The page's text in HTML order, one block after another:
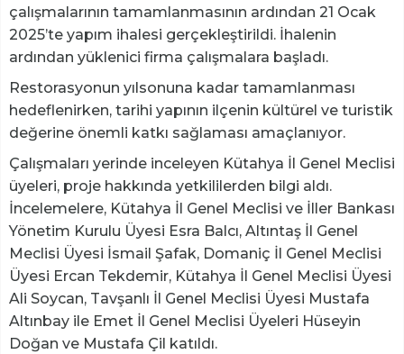
çalışmalarının tamamlanmasının ardından 21 Ocak
2025’te yapım ihalesi gerçekleştirildi. İhalenin
ardından yüklenici firma çalışmalara başladı.
Restorasyonun yılsonuna kadar tamamlanması
hedeflenirken, tarihi yapının ilçenin kültürel ve turistik
değerine önemli katkı sağlaması amaçlanıyor.
Çalışmaları yerinde inceleyen Kütahya İl Genel Meclisi
üyeleri, proje hakkında yetkililerden bilgi aldı.
İncelemelere, Kütahya İl Genel Meclisi ve İller Bankası
Yönetim Kurulu Üyesi Esra Balcı, Altıntaş İl Genel
Meclisi Üyesi İsmail Şafak, Domaniç İl Genel Meclisi
Üyesi Ercan Tekdemir, Kütahya İl Genel Meclisi Üyesi
Ali Soycan, Tavşanlı İl Genel Meclisi Üyesi Mustafa
Altınbay ile Emet İl Genel Meclisi Üyeleri Hüseyin
Doğan ve Mustafa Çil katıldı.